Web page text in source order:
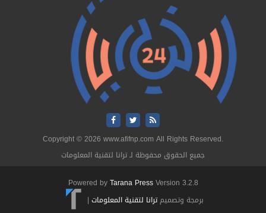
Copyright © 2026 www.afifnp.com All Rights Reserved.
جميع الحقوق محفوظة لـ ترانا لتقنية المعلومات
Powered byTarana PressVersion 3.2.8
برمجة وتصميمترانا لتقنية المعلومات |